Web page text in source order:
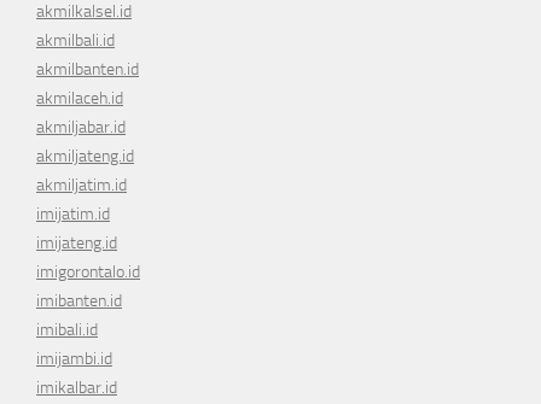
akmilkalsel.id
akmilbali.id
akmilbanten.id
akmilaceh.id
akmiljabar.id
akmiljateng.id
akmiljatim.id
imijatim.id
imijateng.id
imigorontalo.id
imibanten.id
imibali.id
imijambi.id
imikalbar.id